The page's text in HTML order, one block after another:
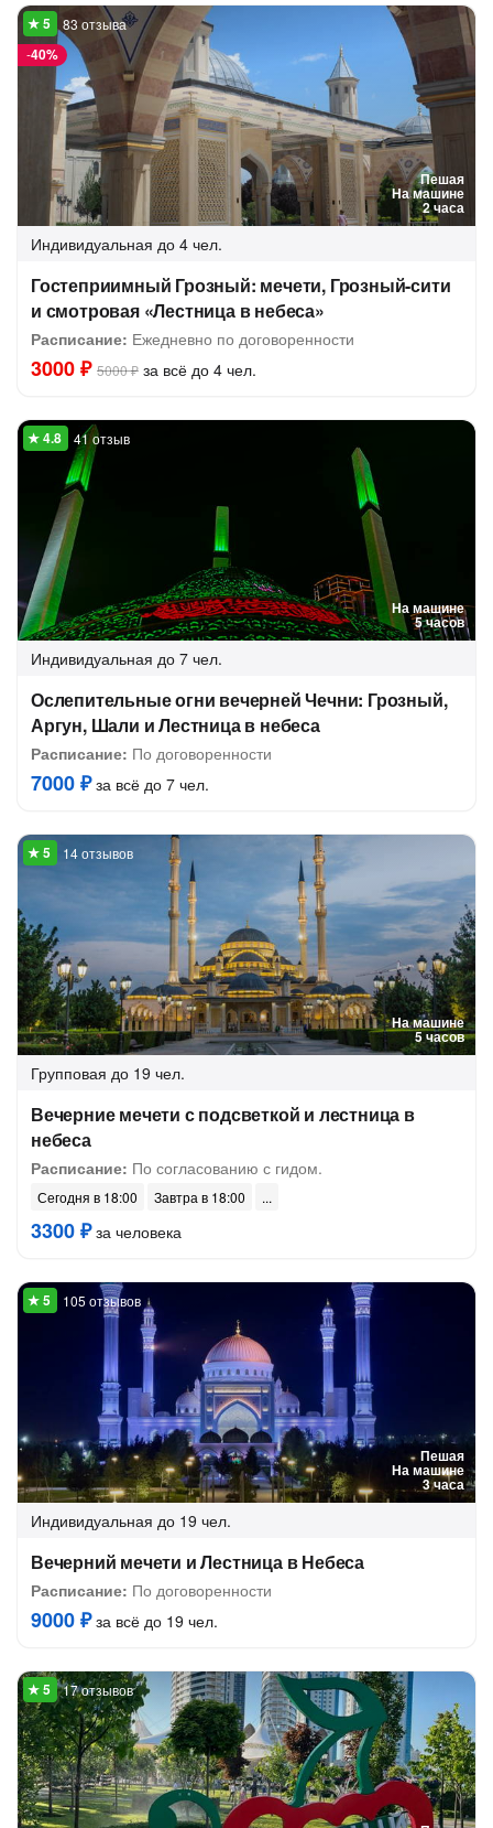
Пешая
На машине
2 часа
-40%
83 отзыва
Индивидуальная до 4 чел.
Гостеприимный Грозный: мечети, Грозный-сити
и смотровая «Лестница в небеса»
Расписание: Ежедневно по договоренности
3000 ₽ 5000 ₽ за всё до 4 чел.
На машине
5 часов
41 отзыв
Индивидуальная до 7 чел.
Ослепительные огни вечерней Чечни: Грозный,
Аргун, Шали и Лестница в небеса
Расписание: По договоренности
7000 ₽за всё до 7 чел.
На машине
5 часов
14 отзывов
Групповая до 19 чел.
Вечерние мечети с подсветкой и лестница в
небеса
Расписание: По согласованию с гидом.
Сегодня в 18:00 Завтра в 18:00
3300 ₽за человека
Пешая
На машине
3 часа
105 отзывов
Индивидуальная до 19 чел.
Вечерний мечети и Лестница в Небеса
Расписание: По договоренности
9000 ₽за всё до 19 чел.
17 отзывов